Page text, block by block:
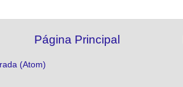
Página Principal
(Atom)